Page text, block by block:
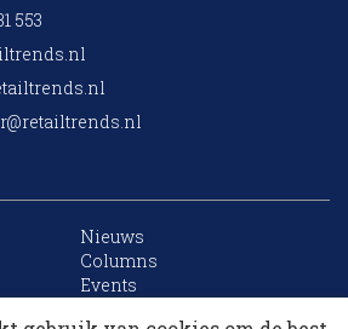
553
Nieuws
Columns
Events